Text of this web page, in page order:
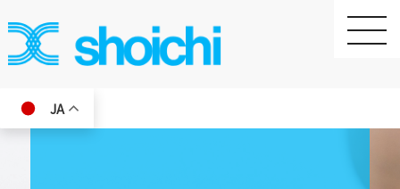
toggle
JA